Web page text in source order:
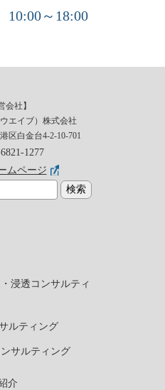
10:00～18:00
会社】
エイブ）株式会社
区白金台4-2-10-701
1277
ムページ
浸透コンサルティ
ルティング
サルティング
介